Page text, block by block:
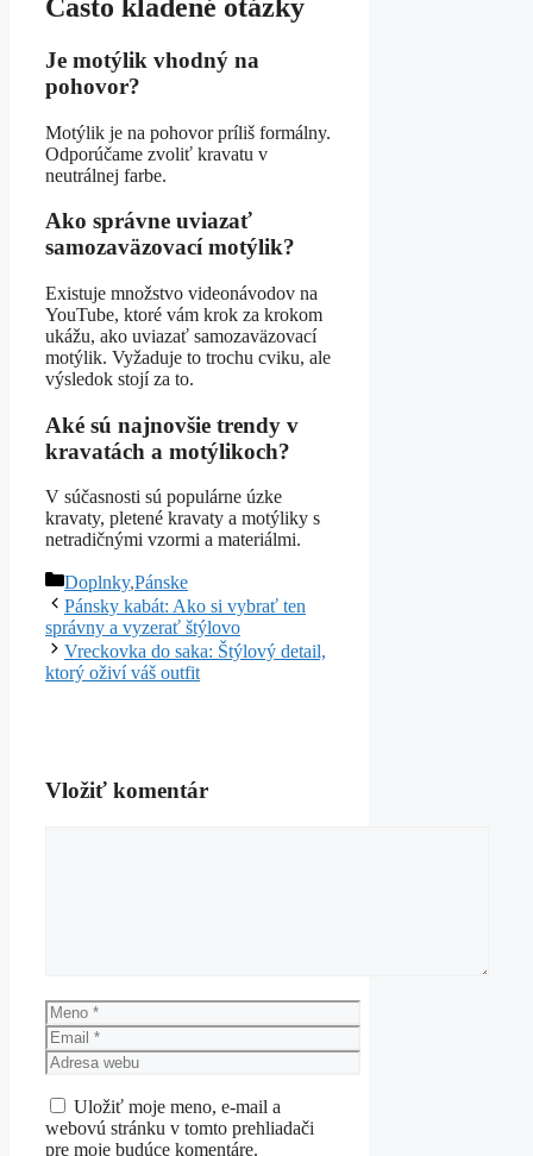
Často kladené otázky
Je motýlik vhodný na
pohovor?
Motýlik je na pohovor príliš formálny.
Odporúčame zvoliť kravatu v
neutrálnej farbe.
Ako správne uviazať
samozaväzovací motýlik?
Existuje množstvo videonávodov na
YouTube, ktoré vám krok za krokom
ukážu, ako uviazať samozaväzovací
motýlik. Vyžaduje to trochu cviku, ale
výsledok stojí za to.
Aké sú najnovšie trendy v
kravatách a motýlikoch?
V súčasnosti sú populárne úzke
kravaty, pletené kravaty a motýliky s
netradičnými vzormi a materiálmi.
Kategórie
Doplnky,Pánske
Pánsky kabát: Ako si vybrať ten
správny a vyzerať štýlovo
Vreckovka do saka: Štýlový detail,
ktorý oživí váš outfit
Vložiť komentár
Meno
Email
Adresa
webu
Uložiť moje meno, e-mail a
webovú stránku v tomto prehliadači
pre moje budúce komentáre.